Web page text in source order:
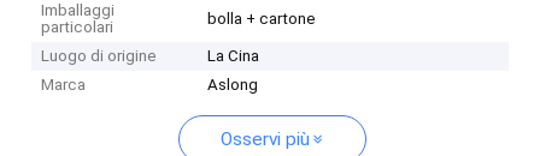
Imballaggi
particolari
bolla + cartone
Luogo di origine
La Cina
Marca
Aslong
Osservi più